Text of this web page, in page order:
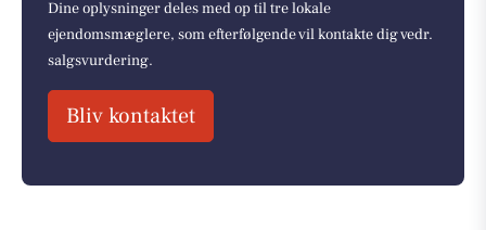
Dine oplysninger deles med op til tre lokale
ejendomsmæglere, som efterfølgende vil kontakte dig vedr.
salgsvurdering.
Bliv kontaktet